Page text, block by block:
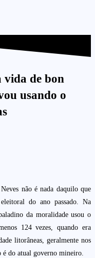
vida de bon
usando o
não é nada daquilo que
do ano passado. Na
da moralidade usou o
124 vezes, quando era
litorâneas, geralmente nos
é do atual governo mineiro.